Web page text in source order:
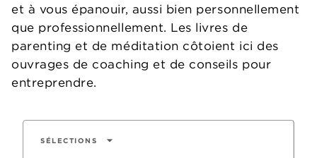
et à vous épanouir, aussi bien personnellement
que professionnellement. Les livres de
parenting et de méditation côtoient ici des
ouvrages de coaching et de conseils pour
entreprendre.
SÉLECTIONS arrow_drop_down